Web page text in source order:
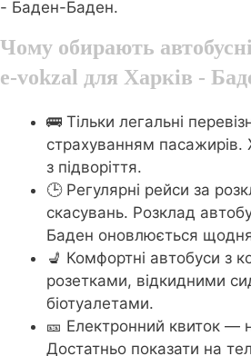
- Баден-Баден.
Чому обирають
e-vokzal для Харків -
🚌 Тільки легальні
страхуванням
з підворіття.
🕒 Регулярні рейси за
скасувань. Розклад
Баден оновлюється
💺 Комфортні автобуси з
розетками, відкидними
біотуалетами.
🎫 Електронний квиток —
Достатньо показати на